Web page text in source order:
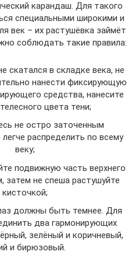
карандаш. Для такого
специальными широкими и
век – их растушёвка займёт
соблюдать такие правила:
скатался в складке века, не
нанести фиксирующую
средства, нанесите
цвета тени;
не остро заточенным
распределить по всему
веку;
подвижную часть верхнего
затем не спеша растушуйте
кисточкой;
должны быть темнее. Для
два гармонирующих
зелёный и коричневый,
и бирюзовый.